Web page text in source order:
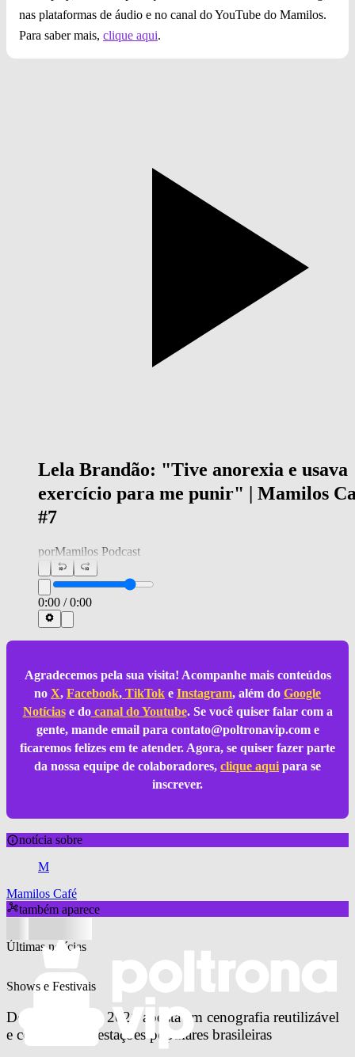
nas plataformas de áudio e no canal do YouTube do Mamilos.
Para saber mais, clique aqui.
Lela Brandão: "Tive anorexia e usava
exercício para me punir" | Mamilos
#7
porMamilos Podcast
0:00 /0:00
Agradecemos pela sua visita! Acompanhe mais conteúdos
no X, Facebook, TikTok e Instagram, além do Google
Notíciase docanal do Youtube. Se você quiser falar com a
gente, mande email para contato@poltronavip.come
ficaremos felizes em te atender. Agora, se quiser fazer parte
da nossa equipe de colaboradores, clique aqui para se
inscrever.
notícia sobre
M
Mamilos Café
também aparece
Últimas notícias
Shows e Festivais
Doce Maravilha 2026 aposta em cenografia reutilizável
e celebra manifestações populares brasileiras